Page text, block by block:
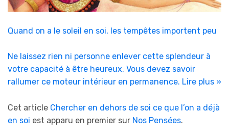
Quand on a le soleil en soi, les tempêtes importent peu
Ne laissez rien ni personne enlever cette splendeur à
votre capacité à être heureux. Vous devez savoir
rallumer ce moteur intérieur en permanence. Lire plus »
Cet article Chercher en dehors de soi ce que l’on a déjà
en soi est apparu en premier sur Nos Pensées.